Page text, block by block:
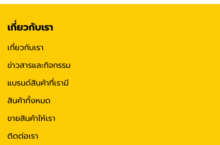
เกี่ยวกับเรา
เกี่ยวกับเรา
ข่าวสารและกิจกรรม
แบรนด์สินค้าที่เรามี
สินค้าทั้งหมด
ขายสินค้าให้เรา
ติดต่อเรา